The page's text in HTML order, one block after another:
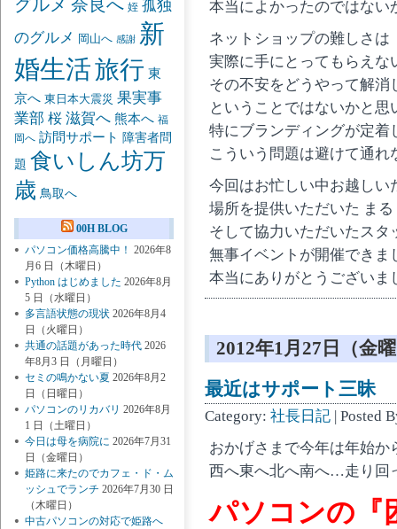
グルメ 奈良へ 姪 孤独
のグルメ
岡山へ 感謝 新
婚生活旅行 東
京へ 東日本大震災 果実事
業部 桜 滋賀へ 熊本へ 福
岡へ 訪問サポート 障害者問
題 食いしん坊万
歳 鳥取へ
00H BLOG
パソコン価格高騰中！ 2026年8
月6 日（木曜日）
Python はじめました 2026年8月
5 日（水曜日）
多言語状態の現状 2026年8月4
日（火曜日）
共通の話題があった時代 2026
年8月3 日（月曜日）
セミの鳴かない夏 2026年8月2
日（日曜日）
パソコンのリカバリ 2026年8月
1 日（土曜日）
今日は母を病院に 2026年7月31
日（金曜日）
姫路に来たのでカフェ・ド・ム
ッシュでランチ 2026年7月30 日
（木曜日）
中古パソコンの対応で姫路へ
本当によかったのではない
ネットショップの難しさは
実際に手にとってもらえな
その不安をどうやって解消
ということではないかと思
特にブランディングが定着
こういう問題は避けて通
今回はお忙しい中お越しい
場所を提供いただいた ま
そして協力いただいたスタ
無事イベントが開催できま
本当にありがとうございま
2012年1月27日（金
最近はサポート三昧
Category: 社長日記 | Posted
おかげさまで今年は年始
西へ東へ北へ南へ…走り回
パソコンの『